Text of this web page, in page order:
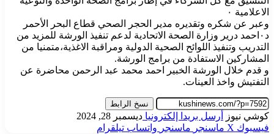
الاعلامية ٠
وعبر عن شكره وتقديره مدير الحجر الصحي قطاع البحر الأحمر
د٠احمد درير وزارة الصحة الاتحادية لدعم تنفيذ الورشة للمزيد من
التدريب وتنفيذ اللوائح الصحية الدولية ومراقبة الاغذية،متمنيا من
المشاركين الاستفادة من برامج الورشة.
و قدم خلال الورشة الخبير احمد محمد عبد الرحمن محاضرة عن
التفتيش واخذ العينات.
نسخ الرابط
كوشي نيوز أرسل بريدا إلكترونيا ديسمبر 28, 2024
فيسبوك ‫X ماسنجر ماسنجر واتساب تيلقرام